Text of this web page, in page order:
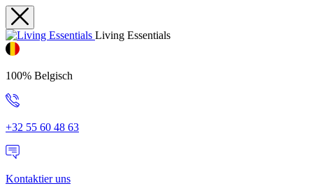
Living Essentials
100% Belgisch
+32 55 60 48 63
Kontaktier uns